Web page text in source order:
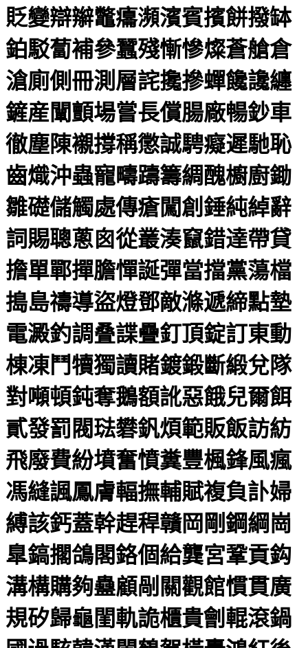
貶變辯辮鼈癟瀕濱賓擯餅撥缽
鉑駁蔔補參蠶殘慚慘燦蒼艙倉
滄廁側冊測層詫攙摻蟬饞讒纏
鏟産闡顫場嘗長償腸廠暢鈔車
徹塵陳襯撐稱懲誠騁癡遲馳恥
齒熾沖蟲寵疇躊籌綢醜櫥廚鋤
雛礎儲觸處傳瘡闖創錘純綽辭
詞賜聰蔥囪從叢湊竄錯達帶貸
擔單鄲撣膽憚誕彈當擋黨蕩檔
搗島禱導盜燈鄧敵滌遞締點墊
電澱釣調叠諜疊釘頂錠訂東動
棟凍鬥犢獨讀賭鍍鍛斷緞兌隊
對噸頓鈍奪鵝額訛惡餓兒爾餌
貳發罰閥琺礬釩煩範販飯訪紡
飛廢費紛墳奮憤糞豐楓鋒風瘋
馮縫諷鳳膚輻撫輔賦複負訃婦
縛該鈣蓋幹趕稈贛岡剛鋼綱崗
臯鎬擱鴿閣鉻個給龔宮鞏貢鈎
溝構購夠蠱顧剮關觀館慣貫廣
規矽歸龜閨軌詭櫃貴劊輥滾鍋